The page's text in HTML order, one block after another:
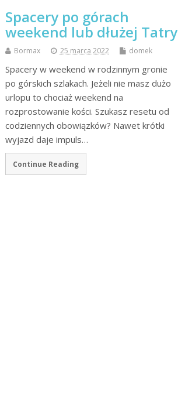
Spacery po górach
weekend lub dłużej Tatry
Bormax 25 marca 2022 domek
Spacery w weekend w rodzinnym gronie
po górskich szlakach. Jeżeli nie masz dużo
urlopu to chociaż weekend na
rozprostowanie kości. Szukasz resetu od
codziennych obowiązków? Nawet krótki
wyjazd daje impuls…
Continue Reading